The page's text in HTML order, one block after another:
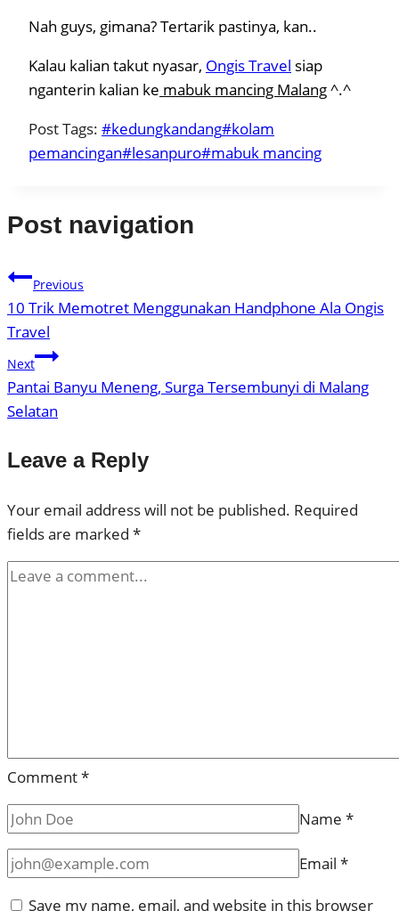
Nah guys, gimana? Tertarik pastinya, kan..
Kalau kalian takut nyasar, Ongis Travel siap
nganterin kalian ke mabuk mancing Malang^.^
Post Tags: #kedungkandang#kolam
pemancingan#lesanpuro#mabuk mancing
Post navigation
Previous
10 Trik Memotret Menggunakan Handphone Ala Ongis
Travel
Next
Pantai Banyu Meneng, Surga Tersembunyi di Malang
Selatan
Leave a Reply
Your email address will not be published. Required
fields are marked *
Comment*
Name *
Email *
Save my name, email, and website in this browser